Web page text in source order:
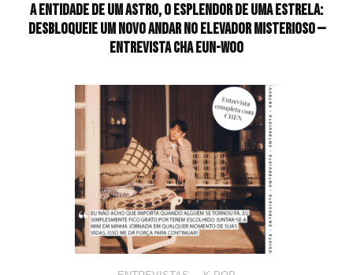
A entidade de um astro, o esplendor de uma estrela:
desbloqueie um novo andar no elevador misterioso —
Entrevista CHA EUN-WOO